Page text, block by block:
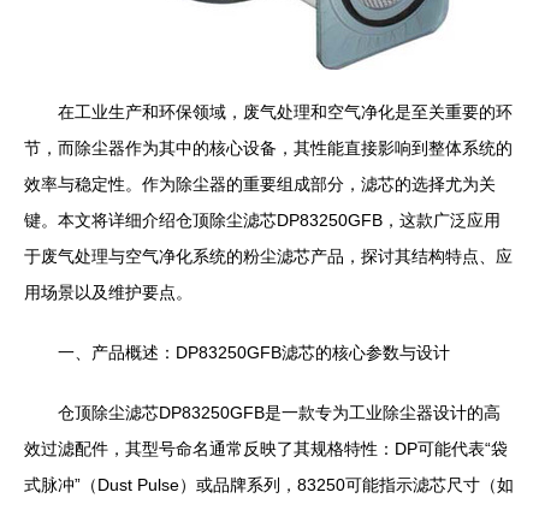
在工业生产和环保领域，废气处理和空气净化是至关重要的环
节，而除尘器作为其中的核心设备，其性能直接影响到整体系统的
效率与稳定性。作为除尘器的重要组成部分，滤芯的选择尤为关
键。本文将详细介绍仓顶除尘滤芯DP83250GFB，这款广泛应用
于废气处理与空气净化系统的粉尘滤芯产品，探讨其结构特点、应
用场景以及维护要点。
一、产品概述：DP83250GFB滤芯的核心参数与设计
仓顶除尘滤芯DP83250GFB是一款专为工业除尘器设计的高
效过滤配件，其型号命名通常反映了其规格特性：DP可能代表“袋
式脉冲”（Dust Pulse）或品牌系列，83250可能指示滤芯尺寸（如